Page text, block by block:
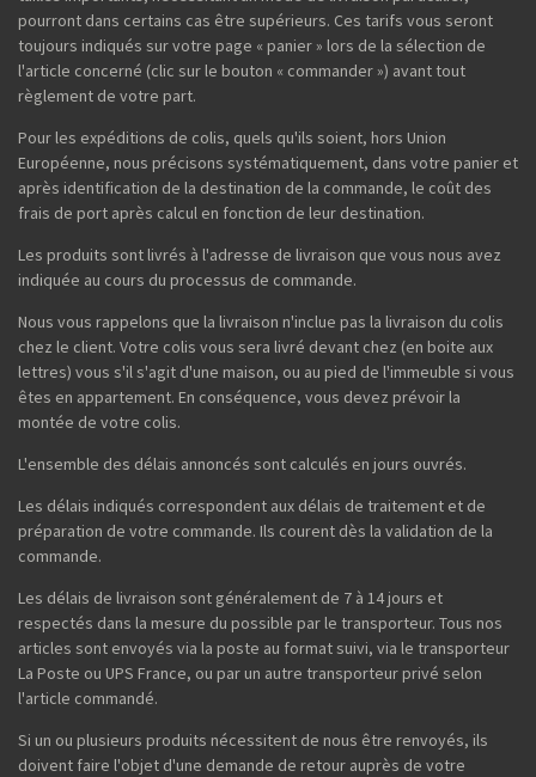
pourront dans certains cas être supérieurs. Ces tarifs vous seront
toujours indiqués sur votre page « panier » lors de la sélection de
l'article concerné (clic sur le bouton « commander ») avant tout
règlement de votre part.
Pour les expéditions de colis, quels qu'ils soient, hors Union
Européenne, nous précisons systématiquement, dans votre panier et
après identification de la destination de la commande, le coût des
frais de port après calcul en fonction de leur destination.
Les produits sont livrés à l'adresse de livraison que vous nous avez
indiquée au cours du processus de commande.
Nous vous rappelons que la livraison n'inclue pas la livraison du colis
chez le client. Votre colis vous sera livré devant chez (en boite aux
lettres) vous s'il s'agit d'une maison, ou au pied de l'immeuble si vous
êtes en appartement. En conséquence, vous devez prévoir la
montée de votre colis.
L'ensemble des délais annoncés sont calculés en jours ouvrés.
Les délais indiqués correspondent aux délais de traitement et de
préparation de votre commande. Ils courent dès la validation de la
commande.
Les délais de livraison sont généralement de 7 à 14 jours et
respectés dans la mesure du possible par le transporteur. Tous nos
articles sont envoyés via la poste au format suivi, via le transporteur
La Poste ou UPS France, ou par un autre transporteur privé selon
l'article commandé.
Si un ou plusieurs produits nécessitent de nous être renvoyés, ils
doivent faire l'objet d'une demande de retour auprès de votre